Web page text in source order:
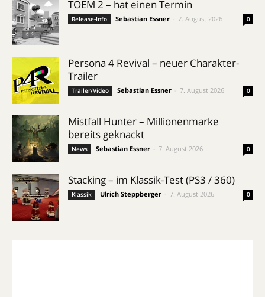
TOEM 2 – hat einen Termin
Release-Info Sebastian Essner 7. August 2026 0
Persona 4 Revival – neuer Charakter-
Trailer
Trailer/Video Sebastian Essner 7. August 2026 0
Mistfall Hunter – Millionenmarke
bereits geknackt
News Sebastian Essner 7. August 2026 0
Stacking – im Klassik-Test (PS3 / 360)
Klassik Ulrich Steppberger 7. August 2026 0